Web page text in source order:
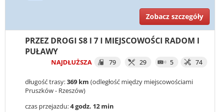
Zobacz szczegóły
PRZEZ DROGI S8 I 7 I MIEJSCOWOŚCI RADOM I
PUŁAWY
NAJDŁUŻSZA 79 29 5 74
długość trasy:369 km (odległość między miejscowościami
Pruszków - Rzeszów)
czas przejazdu:4 godz. 12 min